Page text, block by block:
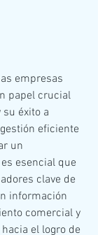
empresas
papel crucial
su éxito a
eficiente
un
esencial que
clave de
información
comercial y
el logro de